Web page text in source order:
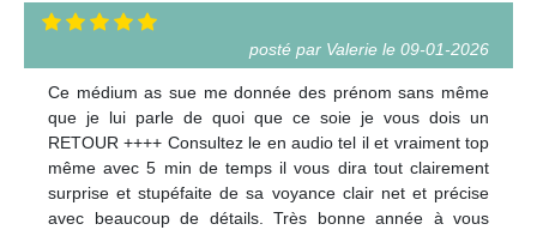
posté par Valerie le 09-01-2026
Ce médium as sue me donnée des prénom sans même
que je lui parle de quoi que ce soie je vous dois un
RETOUR ++++ Consultez le en audio tel il et vraiment top
même avec 5 min de temps il vous dira tout clairement
surprise et stupéfaite de sa voyance clair net et précise
avec beaucoup de détails. Très bonne année à vous